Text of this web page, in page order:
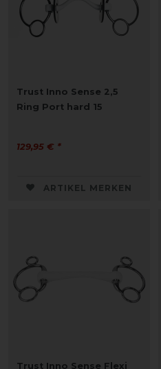
Trust Inno Sense 2,5
Ring Port hard 15
129,95 € *
ARTIKEL MERKEN
Trust Inno Sense Flexi